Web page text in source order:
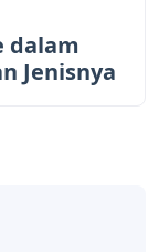
dalam
Jenisnya